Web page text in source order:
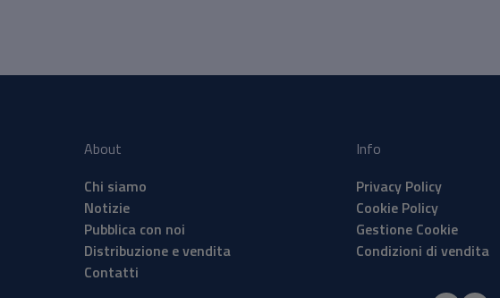
About
Chi siamo
Notizie
Pubblica con noi
Distribuzione e vendita
Contatti
Info
Privacy Policy
Cookie Policy
Gestione Cookie
Condizioni di vendita